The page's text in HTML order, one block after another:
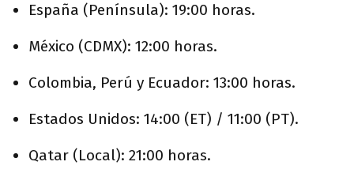
España (Península): 19:00 horas.
México (CDMX): 12:00 horas.
Colombia, Perú y Ecuador: 13:00 horas.
Estados Unidos: 14:00 (ET) / 11:00 (PT).
Qatar (Local): 21:00 horas.